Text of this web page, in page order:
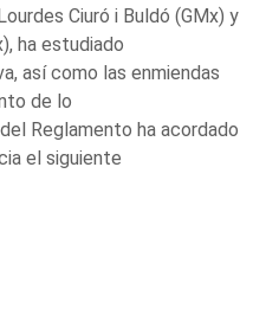
Ciuró i Buldó (GMx) y
ha estudiado
así como las enmiendas
de lo
Reglamento ha acordado
el siguiente